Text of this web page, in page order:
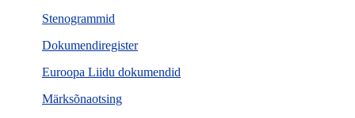
Stenogrammid
Dokumendiregister
Euroopa Liidu dokumendid
Märksõnaotsing